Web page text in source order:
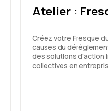
Atelier :
Créez votre Fresque
causes du
des solutions d’action
collectives en